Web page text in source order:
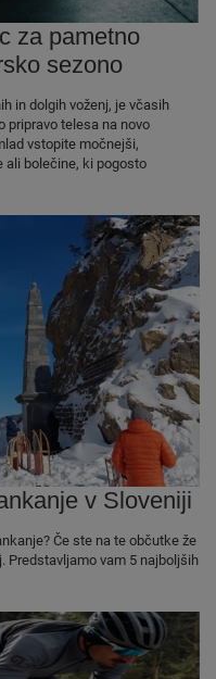
za pametno
sezono
in dolgih voženj, je včasih
pripravo telesa na novo
vstopite močnejši,
ali bolečine, ki pogosto
v Sloveniji
Če ste na te občutke že
Predstavljamo vam 5 najboljših